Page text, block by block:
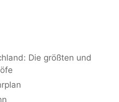
Die größten und